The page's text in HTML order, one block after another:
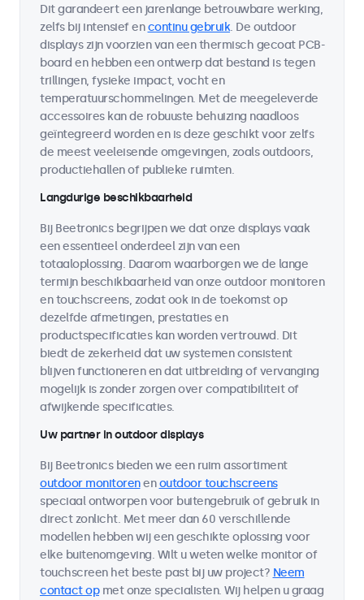
Dit garandeert een jarenlange betrouwbare werking,
zelfs bij intensief encontinu gebruik. De outdoor
displays zijn voorzien van een thermisch gecoat PCB-
board en hebben een ontwerp dat bestand is tegen
trillingen, fysieke impact, vocht en
temperatuurschommelingen. Met de meegeleverde
accessoires kan de robuuste behuizing naadloos
geïntegreerd worden en is deze geschikt voor zelfs
de meest veeleisende omgevingen, zoals outdoors,
productiehallen of publieke ruimten.
Langdurige beschikbaarheid
Bij Beetronics begrijpen we dat onze displays vaak
een essentieel onderdeel zijn van een
totaaloplossing. Daarom waarborgen we de lange
termijn beschikbaarheid van onze outdoor monitoren
en touchscreens, zodat ook in de toekomst op
dezelfde afmetingen, prestaties en
productspecificaties kan worden vertrouwd. Dit
biedt de zekerheid dat uw systemen consistent
blijven functioneren en dat uitbreiding of vervanging
mogelijk is zonder zorgen over compatibiliteit of
afwijkende specificaties.
Uw partner in outdoor displays
Bij Beetronics bieden we een ruim assortiment
outdoor monitorenenoutdoor touchscreens
speciaal ontworpen voor buitengebruik of gebruik in
direct zonlicht. Met meer dan 60 verschillende
modellen hebben wij een geschikte oplossing voor
elke buitenomgeving. Wilt u weten welke monitor of
touchscreen het beste past bij uw project? Neem
contact opmet onze specialisten. Wij helpen u graag